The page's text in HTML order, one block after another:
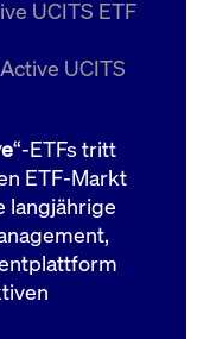
UCITS ETF
UCITS
“-ETFs tritt
ETF-Markt
langjährige